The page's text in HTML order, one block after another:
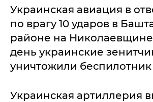
Украинская авиация в
по врагу 10 ударов в
районе на
день украинские
уничтожили
Украинская артиллерия